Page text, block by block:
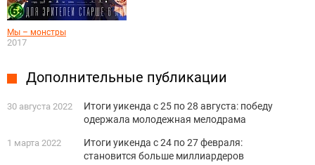
Мы – монстры
2017
Дополнительные публикации
30 августа 2022
Итоги уикенда с 25 по 28 августа: победу
одержала молодежная мелодрама
1 марта 2022
Итоги уикенда с 24 по 27 февраля:
становится больше миллиардеров